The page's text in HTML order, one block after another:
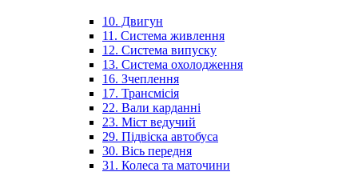
10. Двигун
11. Система живлення
12. Система випуску
13. Система охолодження
16. Зчеплення
17. Трансмісія
22. Вали карданні
23. Міст ведучий
29. Підвіска автобуса
30. Вісь передня
31. Колеса та маточини